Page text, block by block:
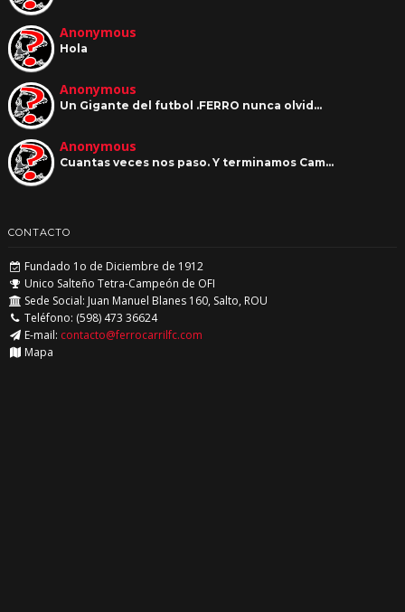
Anonymous
Hola
Anonymous
Un Gigante del futbol .FERRO nunca olvid…
Anonymous
Cuantas veces nos paso. Y terminamos Cam…
CONTACTO
Fundado 1o de Diciembre de 1912
Unico Salteño Tetra-Campeón de OFI
Sede Social: Juan Manuel Blanes 160, Salto, ROU
Teléfono: (598) 473 36624
E-mail: contacto@ferrocarrilfc.com
Mapa